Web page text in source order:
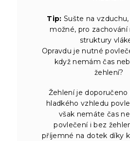
Tip: Sušte na
možné, pro zachování
struktury
Opravdu je nutné
když nemám čas
žehlení?
Žehlení je doporučeno
hladkého vzhledu
však nemáte čas
povlečení i bez
příjemné na dotek díky